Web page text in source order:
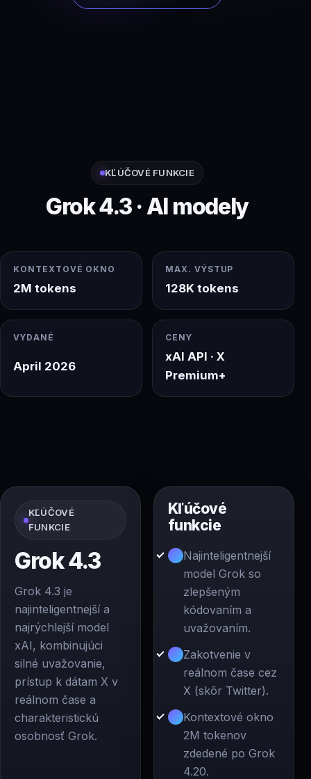
KĽÚČOVÉ FUNKCIE
Grok 4.3 · AI modely
KONTEXTOVÉ OKNO
2M tokens
MAX. VÝSTUP
128K tokens
VYDANÉ
April 2026
CENY
xAI API · X
Premium+
KĽÚČOVÉ
FUNKCIE
Grok 4.3
Grok 4.3 je
najinteligentnejší a
najrýchlejší model
xAI, kombinujúci
silné uvažovanie,
prístup k dátam X v
reálnom čase a
charakteristickú
osobnosť Grok.
Kľúčové
funkcie
Najinteligentnejší
model Grok so
zlepšeným
kódovaním a
uvažovaním.
Zakotvenie v
reálnom čase cez
X (skôr Twitter).
Kontextové okno
2M tokenov
zdedené po Grok
4.20.